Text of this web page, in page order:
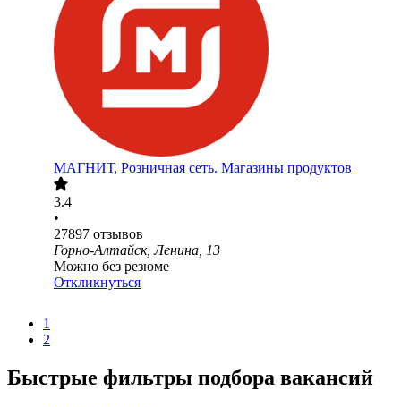
МАГНИТ, Розничная сеть. Магазины продуктов
3.4
•
27897 отзывов
Горно-Алтайск, Ленина, 13
Можно без резюме
Откликнуться
1
2
Быстрые фильтры подбора вакансий